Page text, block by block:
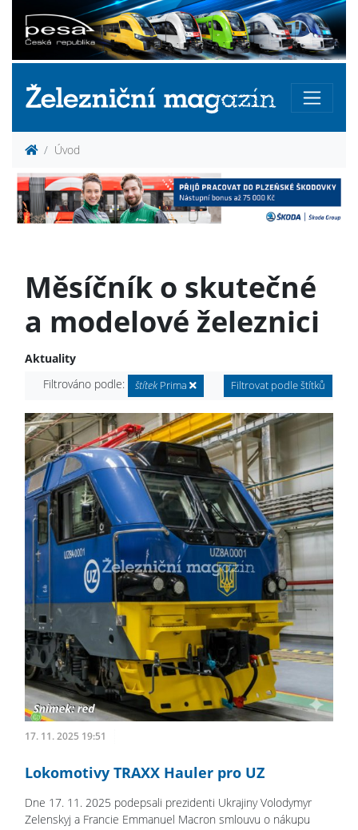
Úvod
Měsíčník o skutečné
a modelové železnici
Aktuality
Filtrováno podle:
štítekPrima Filtrovat podle štítků
17. 11. 2025 19:51
Lokomotivy TRAXX Hauler pro UZ
Dne 17. 11. 2025 podepsali prezidenti Ukrajiny Volodymyr
Zelenskyj a Francie Emmanuel Macron smlouvu o nákupu